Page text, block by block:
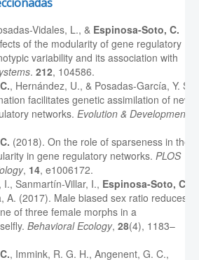
Vidales, L., & Espinosa-Soto, C.
of the modularity of gene regulatory
variability and its association with
. 212, 104586.
, Hernández, U., & Posadas‐García, Y. S.
facilitates genetic assimilation of new
networks. Evolution & Development
(2018). On the role of sparseness in the
in gene regulatory networks. PLOS
, 14, e1006172.
Sanmartín-Villar, I., Espinosa-Soto, C.
A. (2017). Male biased sex ratio reduces
of three female morphs in a
Behavioral Ecology, 28(4), 1183–
, Immink, R. G. H., Angenent, G. C.,